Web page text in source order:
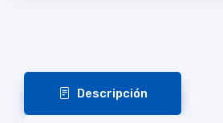
Descripción